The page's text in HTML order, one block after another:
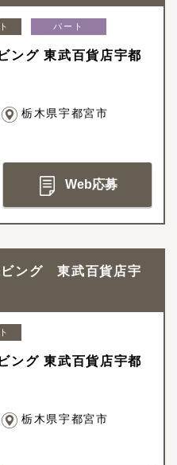
パート
ング 東武百貨店宇都
栃木県宇都宮市
Web応募
ビング 東武百貨店宇
ング 東武百貨店宇都
栃木県宇都宮市